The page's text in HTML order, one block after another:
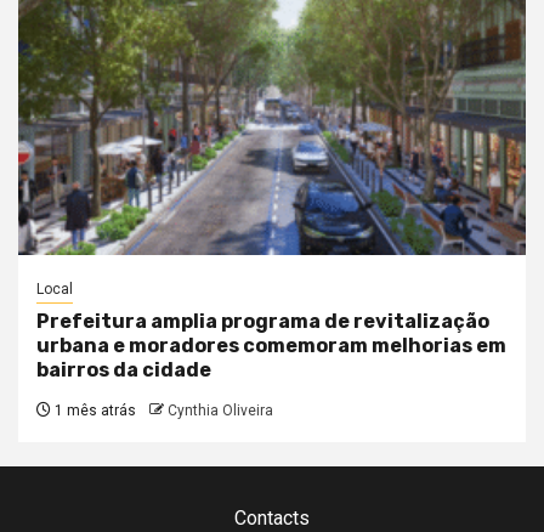
Local
Prefeitura amplia programa de revitalização
urbana e moradores comemoram melhorias em
bairros da cidade
1 mês atrás Cynthia Oliveira
Contacts